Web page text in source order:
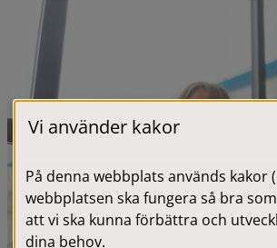
Vi använder kakor
På denna webbplats används kakor
webbplatsen ska fungera så bra
att vi ska kunna förbättra och
dina behov.